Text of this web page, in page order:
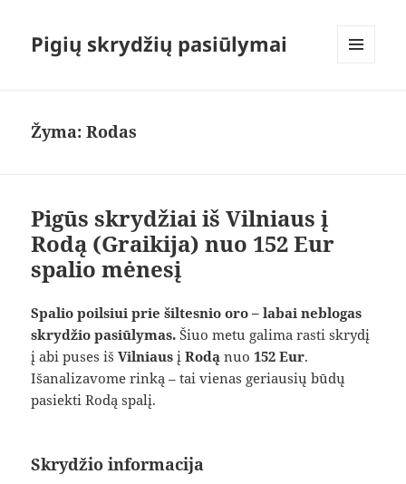
Pigių skrydžių pasiūlymai
Žyma:Rodas
Pigūs skrydžiai iš Vilniaus į
Rodą (Graikija) nuo 152 Eur
spalio mėnesį
Spalio poilsiui prie šiltesnio oro – labai neblogas
skrydžio pasiūlymas. Šiuo metu galima rasti skrydį
į abi puses išVilniaus įRodą nuo152 Eur.
Išanalizavome rinką – tai vienas geriausių būdų
pasiekti Rodą spalį.
Skrydžio informacija